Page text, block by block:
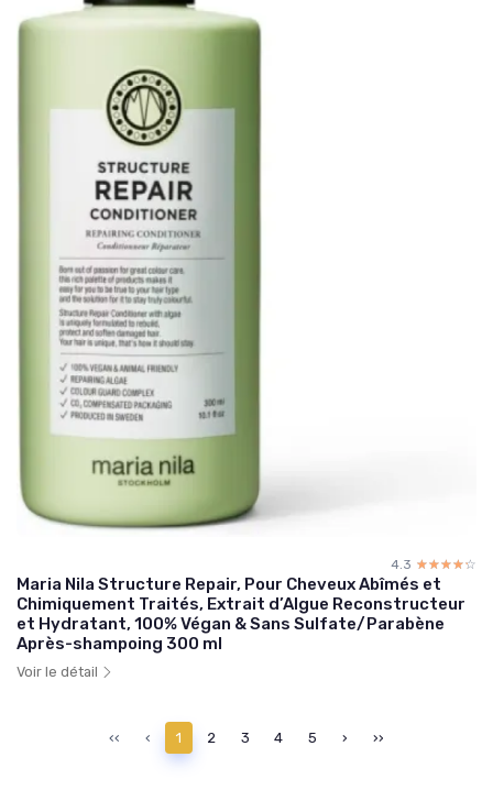
4.3 ☆☆☆☆☆
★★★★★
Maria Nila Structure Repair, Pour Cheveux Abîmés et
Chimiquement Traités, Extrait d’Algue Reconstructeur
et Hydratant, 100% Végan & Sans Sulfate/Parabène
Après-shampoing 300 ml
Voir le détail
‹‹ ‹ 1 2 3 4 5 › ››